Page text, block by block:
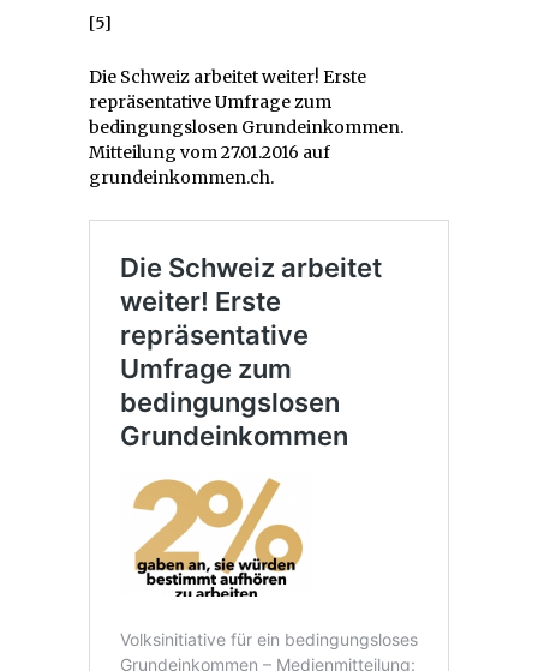
[5]
Die Schweiz arbeitet weiter! Erste
repräsentative Umfrage zum
bedingungslosen Grundeinkommen.
Mitteilung vom 27.01.2016 auf
grundeinkommen.ch.